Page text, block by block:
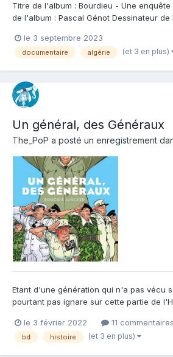
Titre de l'album : Bourdieu - Une
de l'album : Pascal Génot Dessinateur de
l'album : Jeune agrégé de philo, Pierre
son service milita...
le 3 septembre 2023
documentaire algérie (et 3 en plus)
Un général, des Généraux
The_PoP a posté un enregistrement
Etant d'une génération qui n'a pas vécu
pourtant pas ignare sur cette partie de
situations combiné au côté pourtant très
documenté du propos rend cet ouvrage
le 3 février 2022 11 commentaires
bd histoire (et 3 en plus)